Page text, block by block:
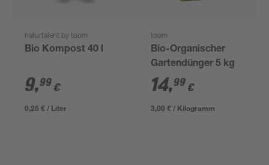
naturtalent by toom
Bio Kompost 40 l
9,99 €
0,25 € / Liter
toom
Bio-Organischer
Gartendünger 5 kg
14,99 €
3,00 € / Kilogramm